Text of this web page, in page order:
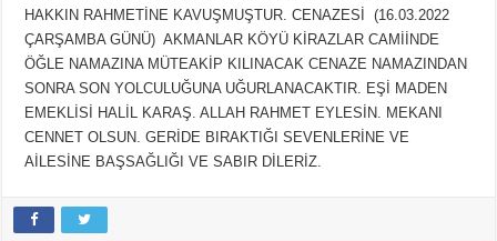
HAKKIN RAHMETİNE KAVUŞMUŞTUR. CENAZESİ (16.03.2022
ÇARŞAMBA GÜNÜ) AKMANLAR KÖYÜ KİRAZLAR CAMİİNDE
ÖĞLE NAMAZINA MÜTEAKİP KILINACAK CENAZE NAMAZINDAN
SONRA SON YOLCULUĞUNA UĞURLANACAKTIR. EŞİ MADEN
EMEKLİSİ HALİL KARAŞ. ALLAH RAHMET EYLESİN. MEKANI
CENNET OLSUN. GERİDE BIRAKTIĞI SEVENLERİNE VE
AİLESİNE BAŞSAĞLIĞI VE SABIR DİLERİZ.